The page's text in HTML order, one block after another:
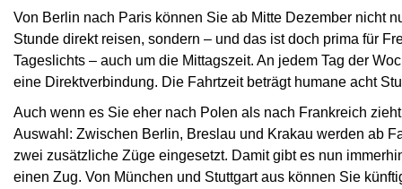
Von Berlin nach Paris können Sie ab Mitte Dezember nicht
Stunde direkt reisen, sondern – und das ist doch prima für
Tageslichts – auch um die Mittagszeit. An jedem Tag der
eine Direktverbindung. Die Fahrtzeit beträgt humane acht
Auch wenn es Sie eher nach Polen als nach Frankreich
Auswahl: Zwischen Berlin, Breslau und Krakau werden ab
zwei zusätzliche Züge eingesetzt. Damit gibt es nun
einen Zug. Von München und Stuttgart aus können Sie